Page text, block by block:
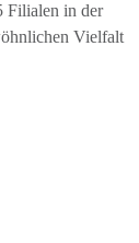
Filialen in der
Vielfalt